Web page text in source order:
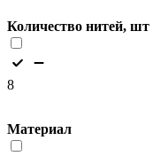
Количество нитей, шт
8
Материал